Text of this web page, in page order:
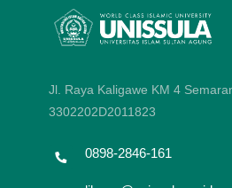
Jl. Raya Kaligawe KM 4
3302202D2011823
0898-2846-161